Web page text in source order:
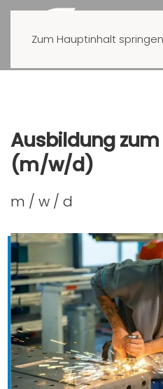
Zum Hauptinhalt springen
Ausbildung
(m/w/d)
m / w / d